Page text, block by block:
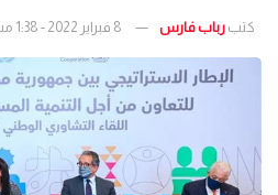
كتب رباب فارس 8 فبراير 2022 - 1:38 مساءً